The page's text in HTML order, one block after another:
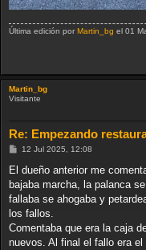
Última edición por Martin_bg el 01
Martin_bg
Visitante
Re: Empezando
M
n
a
j
12 Jul 2025, 12:08
El dueño anterior me
bajaba marcha, la palanca
fallaba se ahogaba y
los fallos.
Comentaba que era la caja
nuevos. Al final el fallo era